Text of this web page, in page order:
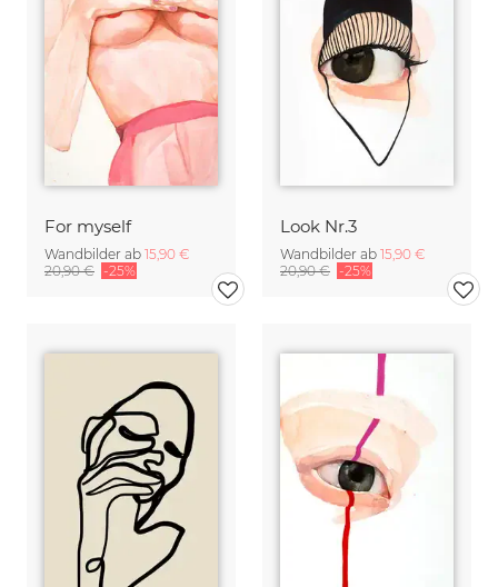
For myself
Wandbilder ab 15,90 €
20,90 € -25%
Look Nr.3
Wandbilder ab 15,90 €
20,90 € -25%